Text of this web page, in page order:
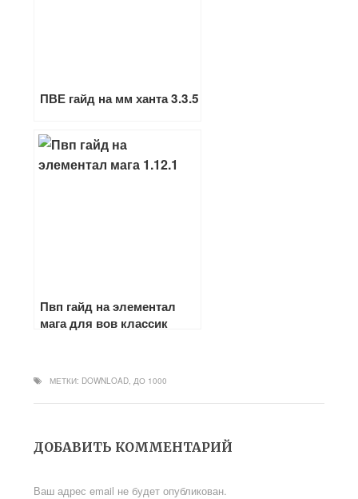
ПВЕ гайд на мм ханта 3.3.5
Пвп гайд на элементал
мага для вов классик
МЕТКИ: DOWNLOAD,ДО 1000
ДОБАВИТЬ КОММЕНТАРИЙ
Ваш адрес email не будет опубликован.